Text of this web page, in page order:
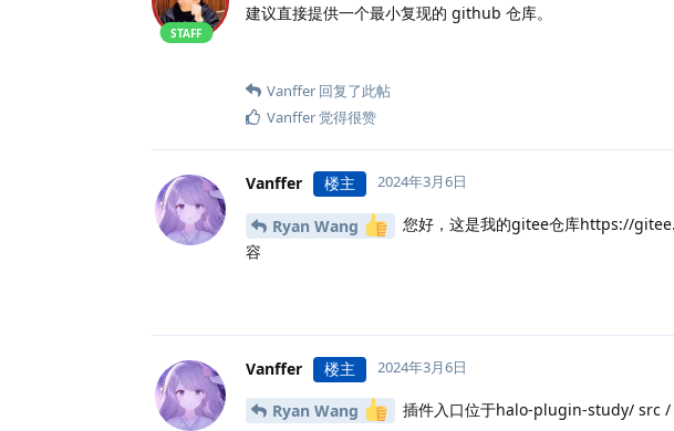
STAFF
建议直接提供一个最小复现的 github 仓库。
Vanffer 回复了此帖
Vanffer觉得很赞
Vanffer 楼主 2024年3月6日
Ryan Wang
您好，这是我的gitee仓库https://
容
Vanffer 楼主 2024年3月6日
Ryan Wang 插件入口位于halo-plugin-study/ src